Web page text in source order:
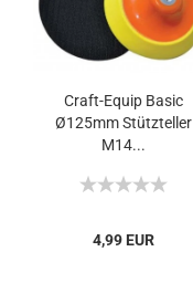
Craft-Equip Basic
Ø125mm Stützteller
M14...
4,99 EUR